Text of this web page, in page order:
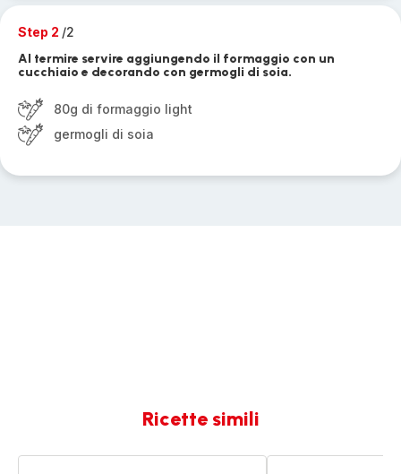
Step 2 /2
Al termire servire aggiungendo il formaggio con un
cucchiaio e decorando con germogli di soia.
80g di formaggio light
germogli di soia
Ricette simili